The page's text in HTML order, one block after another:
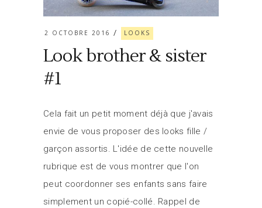
2 OCTOBRE 2016 LOOKS
Look brother & sister
#1
Cela fait un petit moment déjà que j'avais
envie de vous proposer des looks fille /
garçon assortis. L'idée de cette nouvelle
rubrique est de vous montrer que l'on
peut coordonner ses enfants sans faire
simplement un copié-collé. Rappel de